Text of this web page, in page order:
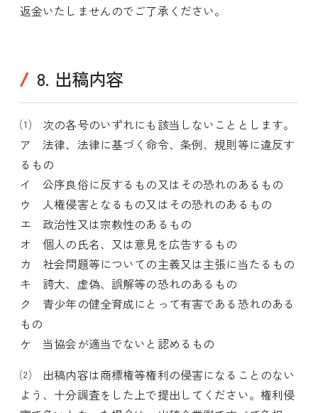
返金いたしませんのでご了承ください。
8. 出稿内容
⑴ 次の各号のいずれにも該当しないこととします。
ア 法律、法律に基づく命令、条例、規則等に違反す
るもの
イ 公序良俗に反するもの又はその恐れのあるもの
ウ 人権侵害となるもの又はその恐れのあるもの
エ 政治性又は宗教性のあるもの
オ 個人の氏名、又は意見を広告するもの
カ 社会問題等についての主義又は主張に当たるもの
キ 誇大、虚偽、誤解等の恐れのあるもの
ク 青少年の健全育成にとって有害である恐れのある
もの
ケ 当協会が適当でないと認めるもの
⑵ 出稿内容は商標権等権利の侵害になることのない
よう、十分調査をした上で提出してください。権利侵